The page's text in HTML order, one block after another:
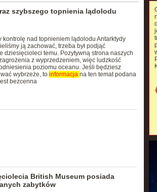
szybszego topnienia lądolodu
kontrolę nad topnieniem lądolodu Antarktydy
ją zachować, trzeba był podjąć
dziesięcioleci temu. Pozytywną strona naszych
z wyprzedzeniem, więc ludzkość
poziomu oceanu. Jeśli będziesz
wybrzeże, to informacja na ten temat podana
bezcenna
British Museum posiada
zabytków